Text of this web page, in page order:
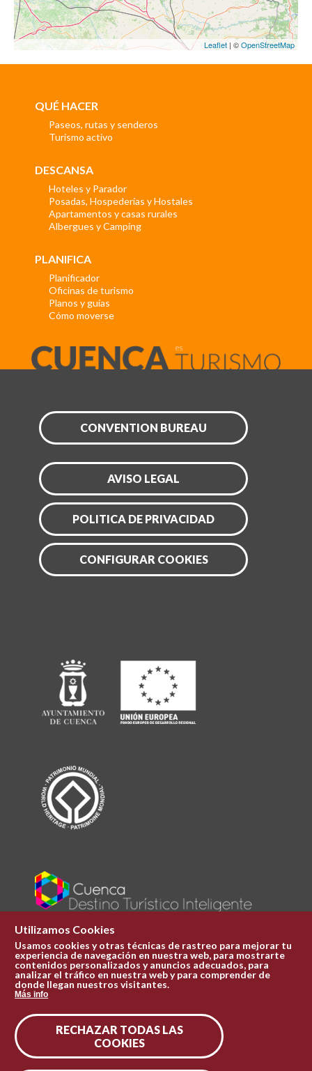
Leaflet | ©OpenStreetMap
QUÉ HACER
Paseos, rutas y senderos
Turismo activo
DESCANSA
Hoteles y Parador
Posadas, Hospederías y Hostales
Apartamentos y casas rurales
Albergues y Camping
PLANIFICA
Planificador
Oficinas de turismo
Planos y guías
Cómo moverse
CONVENTION BUREAU
AVISO LEGAL
POLITICA DE PRIVACIDAD
CONFIGURAR COOKIES
Plaza Mayor 1
969 241 051
ofi.turismo@cuenca.es
Síguenos en las redes
Utilizamos Cookies
Usamos cookies y otras técnicas de rastreo para mejorar tu
experiencia de navegación en nuestra web, para mostrarte
contenidos personalizados y anuncios adecuados, para
analizar el tráfico en nuestra web y para comprender de
donde llegan nuestros visitantes.
Más info
RECHAZAR TODAS LAS
COOKIES